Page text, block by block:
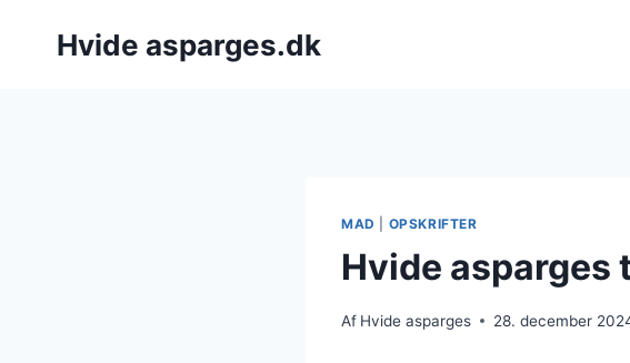
Hvide asparges.dk
MAD OPSKRIFTER
Hvide asparges
Af Hvide asparges 28. december